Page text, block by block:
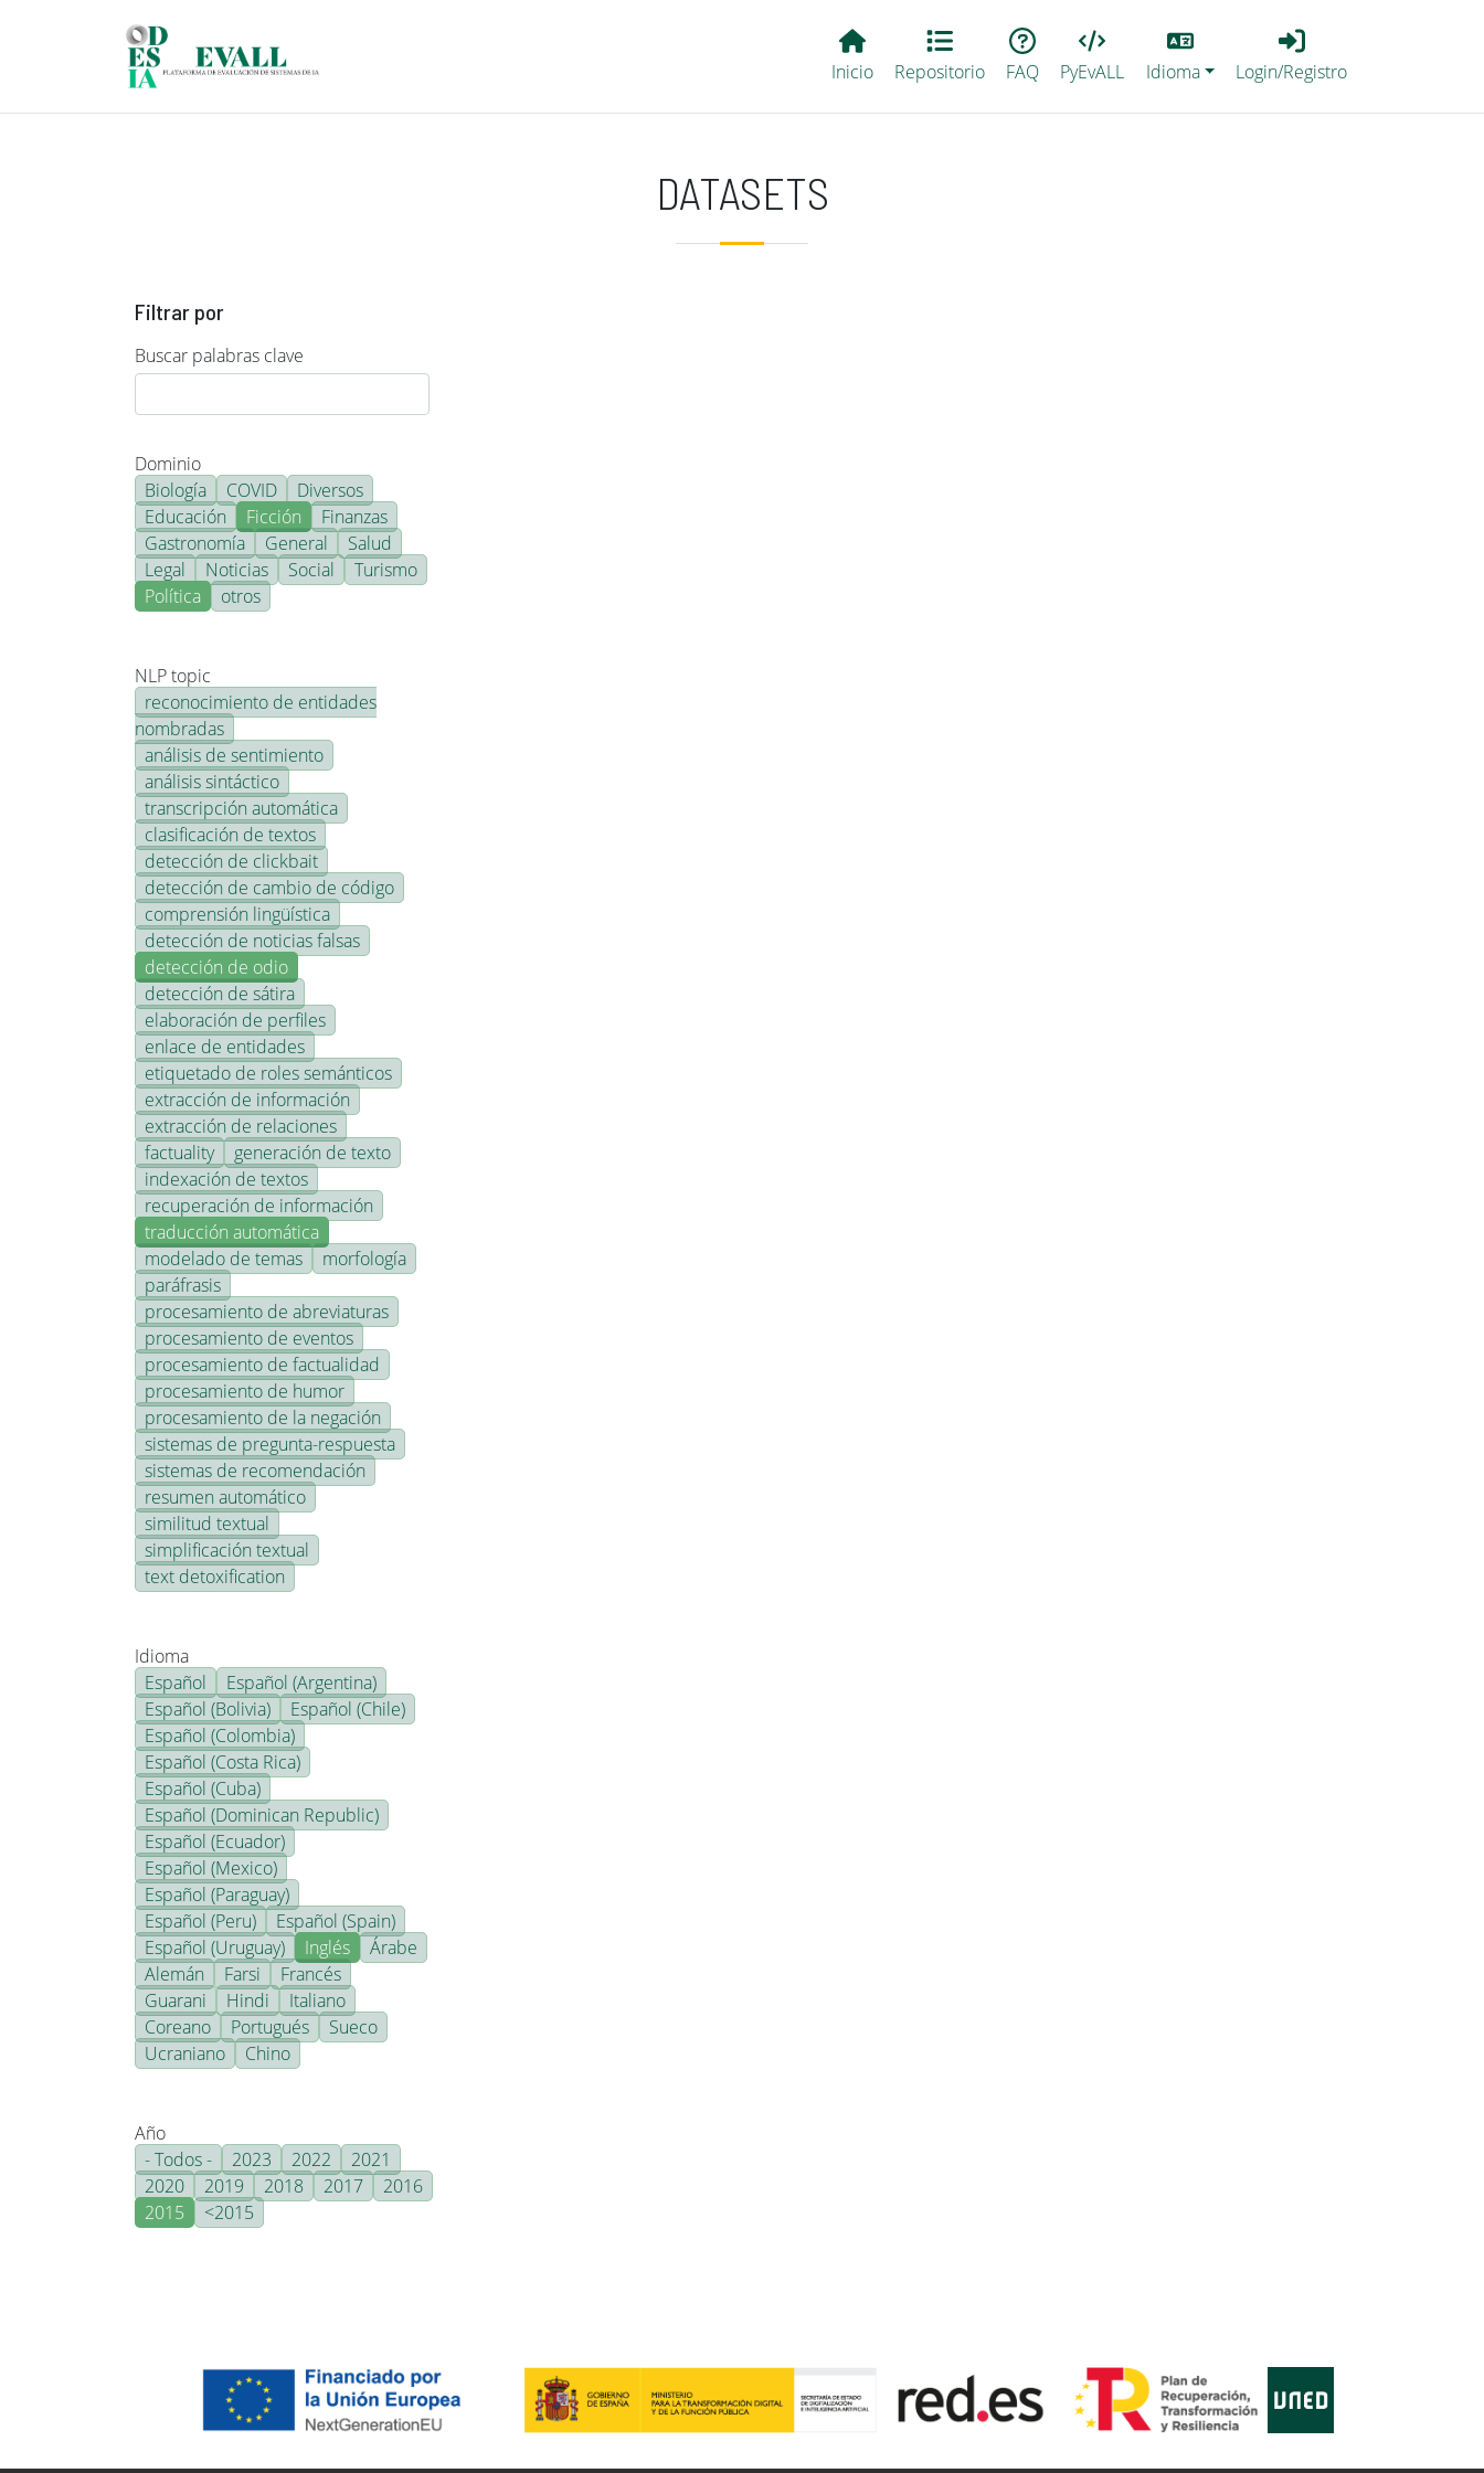
Main EvALL
Inicio Repositorio FAQ PyEvALL
Lang
Idioma
Login_Registro
Login/Registro
DATASETS
Filtrar por
Buscar palabras clave
Dominio
Biología
COVID
Diversos
Educación
Ficción
Finanzas
Gastronomía
General
Salud
Legal
Noticias Social
Turismo
Política
otros
NLP topic
reconocimiento de entidades
nombradas
análisis de sentimiento
análisis sintáctico
transcripción automática
clasificación de textos
detección de clickbait
detección de cambio de código
comprensión lingüística
detección de noticias falsas
detección de odio
detección de sátira
elaboración de perfiles
enlace de entidades
etiquetado de roles semánticos
extracción de información
extracción de relaciones
factuality
generación de texto
indexación de textos
recuperación de información
traducción automática
modelado de temas
morfología
paráfrasis
procesamiento de abreviaturas
procesamiento de eventos
procesamiento de factualidad
procesamiento de humor
procesamiento de la negación
sistemas de pregunta-respuesta
sistemas de recomendación
resumen automático
similitud textual
simplificación textual
text detoxification
Idioma
Español
Español (Argentina)
Español (Bolivia)
Español (Chile)
Español (Colombia)
Español (Costa Rica)
Español (Cuba)
Español (Dominican Republic)
Español (Ecuador)
Español (Mexico)
Español (Paraguay)
Español (Peru)
Español (Spain)
Español (Uruguay)
Inglés
Árabe
Alemán
Farsi
Francés
Guarani
Hindi
Italiano
Coreano
Portugués
Sueco
Ucraniano
Chino
Año
- Todos -
2023 2022
2021
2020
2019 2018 2017
2016
2015
<2015